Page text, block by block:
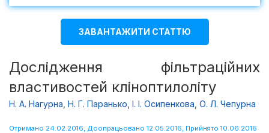
ЗАВАНТАЖИТИ СТАТТЮ
Дослідження фільтраційних
властивостей кліноптилоліту
Н. А. Нагурна Н. Г. Паранько І. І. Осипенкова О. Л. Чепурна
Отримано 24.02.2016, Доопрацьовано 12.05.2016, Прийнято 10.06.2016